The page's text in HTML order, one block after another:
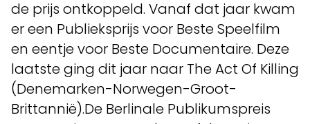
de prijs ontkoppeld. Vanaf dat jaar kwam
er een Publieksprijs voor Beste Speelfilm
en eentje voor Beste Documentaire. Deze
laatste ging dit jaar naar The Act Of Killing
(Denemarken-Norwegen-Groot-
Brittannië).De Berlinale Publikumspreis